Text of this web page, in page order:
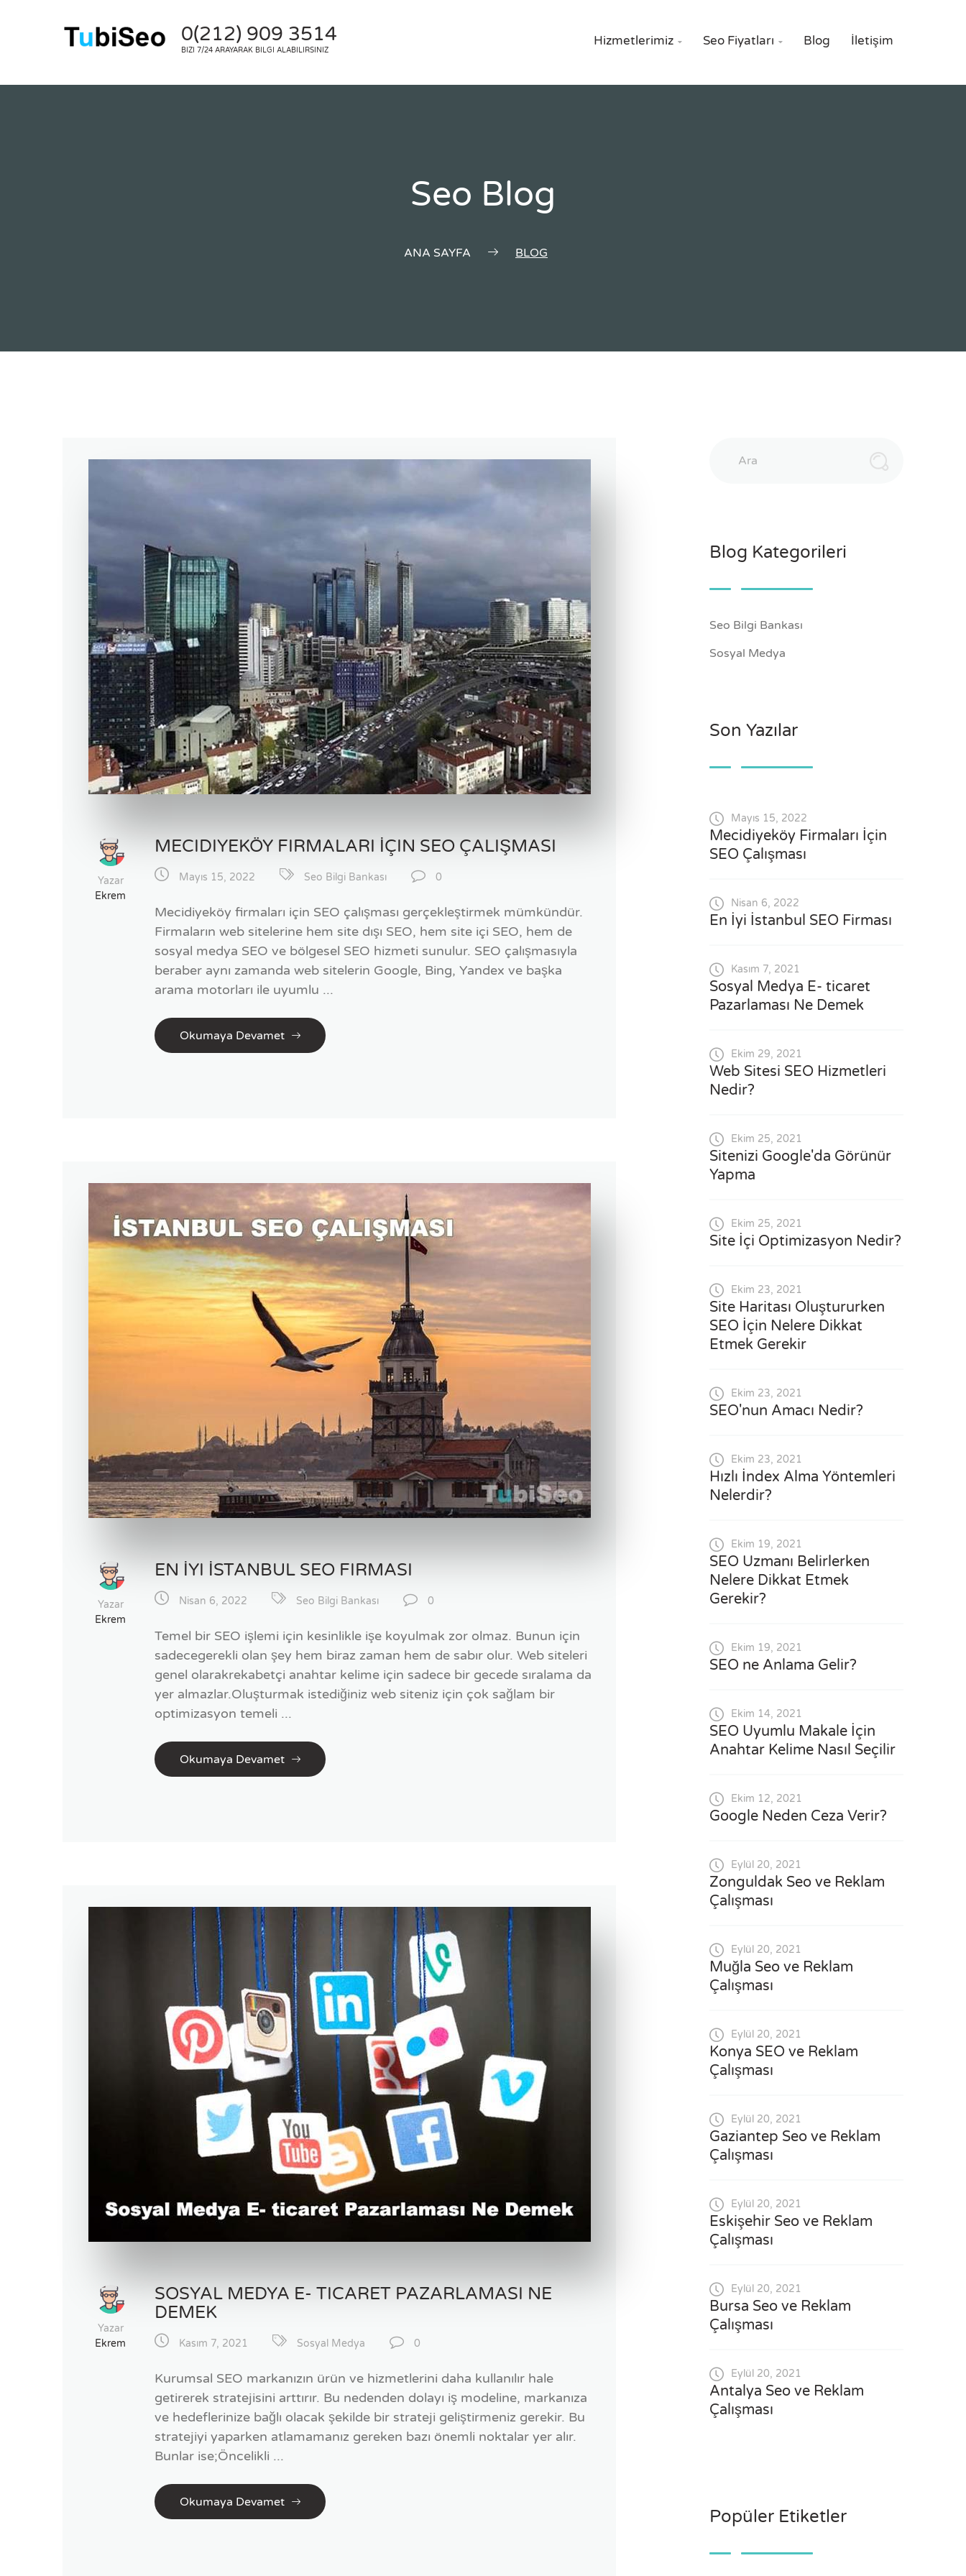
0(212) 909 3514
BIZI 7/24 ARAYARAK BILGI ALABILIRSINIZ
Hizmetlerimiz  Seo Fiyatları  Blog İletişim
Seo Blog
ANA SAYFA BLOG
Yazar
Ekrem
MECIDIYEKÖY FIRMALARI İÇIN SEO ÇALIŞMASI
Mayıs 15, 2022 Seo Bilgi Bankası 0
Mecidiyeköy firmaları için SEO çalışması gerçekleştirmek mümkündür.
Firmaların web sitelerine hem site dışı SEO, hem site içi SEO, hem de
sosyal medya SEO ve bölgesel SEO hizmeti sunulur. SEO çalışmasıyla
beraber aynı zamanda web sitelerin Google, Bing, Yandex ve başka
arama motorları ile uyumlu ...
Okumaya Devamet
Yazar
Ekrem
EN İYI İSTANBUL SEO FIRMASI
Nisan 6, 2022 Seo Bilgi Bankası 0
Temel bir SEO işlemi için kesinlikle işe koyulmak zor olmaz. Bunun için
sadecegerekli olan şey hem biraz zaman hem de sabır olur. Web siteleri
genel olarakrekabetçi anahtar kelime için sadece bir gecede sıralama da
yer almazlar.Oluşturmak istediğiniz web siteniz için çok sağlam bir
optimizasyon temeli ...
Okumaya Devamet
Yazar
Ekrem
SOSYAL MEDYA E- TICARET PAZARLAMASI NE
DEMEK
Kasım 7, 2021 Sosyal Medya 0
Kurumsal SEO markanızın ürün ve hizmetlerini daha kullanılır hale
getirerek stratejisini arttırır. Bu nedenden dolayı iş modeline, markanıza
ve hedeflerinize bağlı olacak şekilde bir strateji geliştirmeniz gerekir. Bu
stratejiyi yaparken atlamamanız gereken bazı önemli noktalar yer alır.
Bunlar ise;Öncelikli ...
Okumaya Devamet
Blog Kategorileri
Seo Bilgi Bankası
Sosyal Medya
Son Yazılar
Mayıs 15, 2022
Mecidiyeköy Firmaları İçin
SEO Çalışması
Nisan 6, 2022
En İyi İstanbul SEO Firması
Kasım 7, 2021
Sosyal Medya E- ticaret
Pazarlaması Ne Demek
Ekim 29, 2021
Web Sitesi SEO Hizmetleri
Nedir?
Ekim 25, 2021
Sitenizi Google'da Görünür
Yapma
Ekim 25, 2021
Site İçi Optimizasyon Nedir?
Ekim 23, 2021
Site Haritası Oluştururken
SEO İçin Nelere Dikkat
Etmek Gerekir
Ekim 23, 2021
SEO'nun Amacı Nedir?
Ekim 23, 2021
Hızlı İndex Alma Yöntemleri
Nelerdir?
Ekim 19, 2021
SEO Uzmanı Belirlerken
Nelere Dikkat Etmek
Gerekir?
Ekim 19, 2021
SEO ne Anlama Gelir?
Ekim 14, 2021
SEO Uyumlu Makale İçin
Anahtar Kelime Nasıl Seçilir
Ekim 12, 2021
Google Neden Ceza Verir?
Eylül 20, 2021
Zonguldak Seo ve Reklam
Çalışması
Eylül 20, 2021
Muğla Seo ve Reklam
Çalışması
Eylül 20, 2021
Konya SEO ve Reklam
Çalışması
Eylül 20, 2021
Gaziantep Seo ve Reklam
Çalışması
Eylül 20, 2021
Eskişehir Seo ve Reklam
Çalışması
Eylül 20, 2021
Bursa Seo ve Reklam
Çalışması
Eylül 20, 2021
Antalya Seo ve Reklam
Çalışması
Popüler Etiketler